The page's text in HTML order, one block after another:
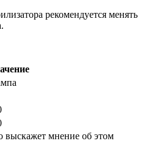
рекомендуется менять
выскажет мнение об этом